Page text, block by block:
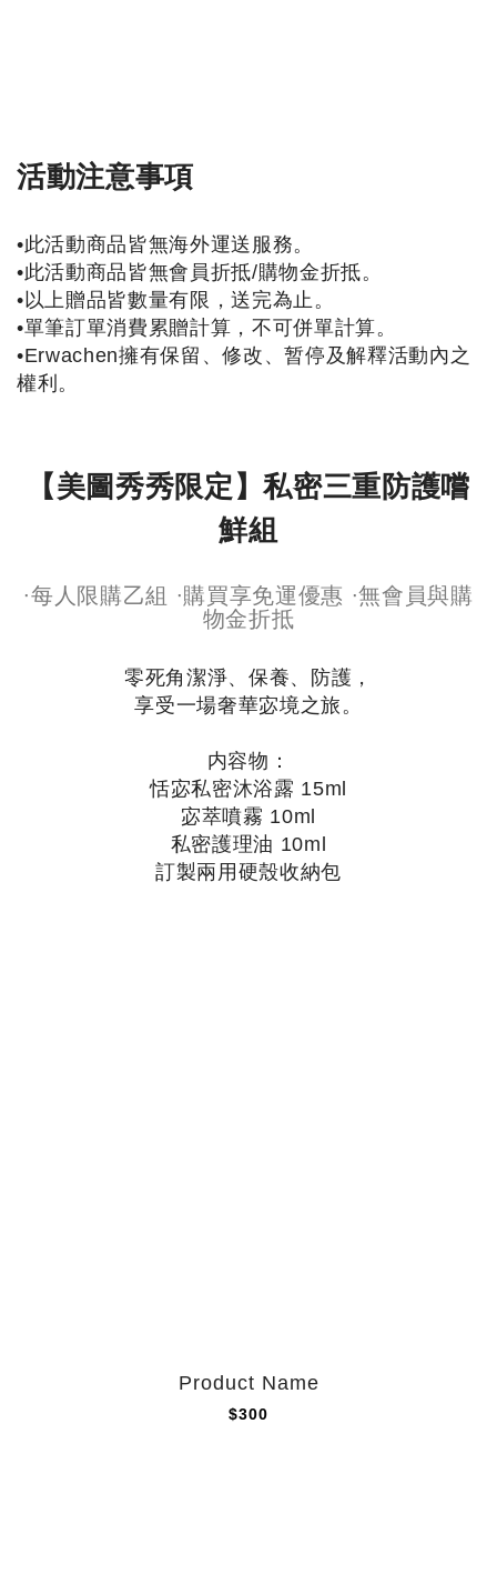
活動注意事項
•此活動商品皆無海外運送服務。
•此活動商品皆無會員折抵/購物金折抵。
•以上贈品皆數量有限，送完為止。
•單筆訂單消費累贈計算，不可併單計算。
•Erwachen擁有保留、修改、暂停及解釋活動內之
權利。
【美圖秀秀限定】私密三重防護嚐
鮮組
∙每人限購乙組 ∙購買享免運優惠 ∙無會員與購
物金折抵
零死角潔淨、保養、防護，
享受一場奢華宓境之旅。
内容物：
恬宓私密沐浴露 15ml
宓萃噴霧 10ml
私密護理油 10ml
訂製兩用硬殼收納包
Product Name
$300